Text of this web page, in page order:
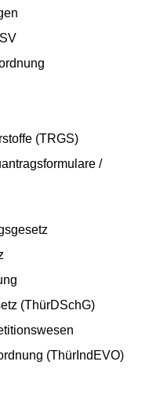
(TRGS)
/
(ThürDSchG)
(ThürIndEVO)